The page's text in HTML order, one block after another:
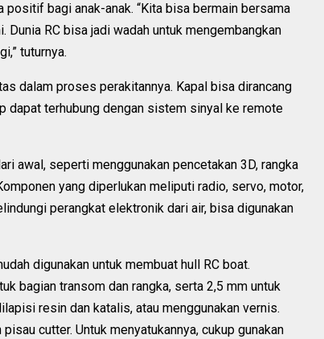
positif bagi anak-anak. “Kita bisa bermain bersama
RC bisa jadi wadah untuk mengembangkan
tuturnya.
dalam proses perakitannya. Kapal bisa dirancang
dapat terhubung dengan sistem sinyal ke remote
awal, seperti menggunakan pencetakan 3D, rangka
yang diperlukan meliputi radio, servo, motor,
perangkat elektronik dari air, bisa digunakan
digunakan untuk membuat hull RC boat.
bagian transom dan rangka, serta 2,5 mm untuk
resin dan katalis, atau menggunakan vernis.
cutter. Untuk menyatukannya, cukup gunakan